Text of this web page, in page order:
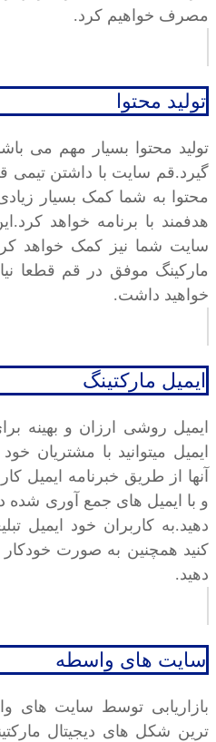
مصرف خواهیم کرد.
تولید محتوا
تولید محتوا بسیار مهم می
گیرد.قم سایت با داشتن تیمی
محتوا به شما کمک بسیار زیادی
هدفمند با برنامه خواهد
سایت شما نیز کمک خواهد
مارکینگ موفق در قم قطعا
خواهید داشت.
ایمیل مارکتینگ
ایمیل روشی ارزان و بهینه
ایمیل میتوانید با مشتریان
آنها از طریق خبرنامه ایمیل
و با ایمیل های جمع آوری شده
دهید.به کاربران خود ایمیل
کنید همچنین به صورت خودکار
دهید.
سایت های واسطه
بازاریابی توسط سایت های
ترین شکل های دیجیتال